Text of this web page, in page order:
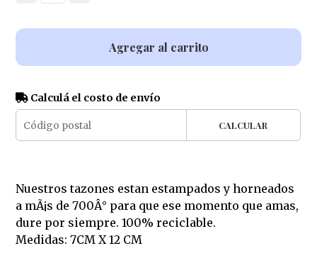
Agregar al carrito
Calculá el costo de envío
CALCULAR
Nuestros tazones estan estampados y horneados
a mÃ¡s de 700Â° para que ese momento que amas,
dure por siempre. 100% reciclable.
Medidas: 7CM X 12 CM